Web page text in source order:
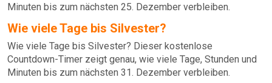
Minuten bis zum nächsten 25. Dezember verbleiben.
Wie viele Tage bis Silvester?
Wie viele Tage bis Silvester? Dieser kostenlose
Countdown-Timer zeigt genau, wie viele Tage, Stunden und
Minuten bis zum nächsten 31. Dezember verbleiben.